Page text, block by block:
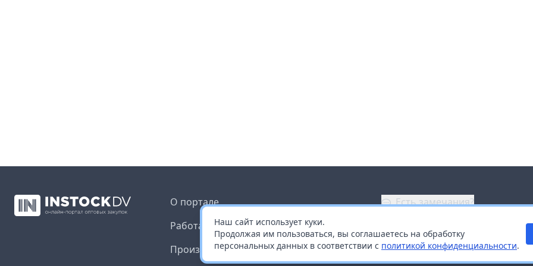
Наш сайт использует куки.
Продолжая им пользоваться, вы соглашаетесь на обработку
персональных данных в соответствии с политикой конфиденциальности.
О портале
Работа с платформой
Производителям и дистрибьюторам
Есть замечания?
Заказать звонок